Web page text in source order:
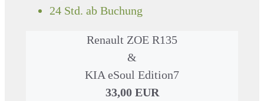
24 Std. ab Buchung
Renault ZOE R135
&
KIA eSoul Edition7
33,00 EUR